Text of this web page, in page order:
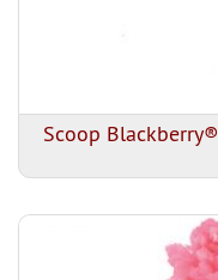
Scoop Blackberry®